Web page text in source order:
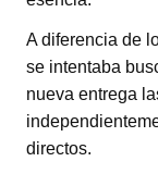
A diferencia de
se intentaba
nueva entrega
directos.